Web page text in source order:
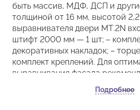
быть массив, МДФ, ДСП и
толщиной от 16 мм, высотой
выравнивателя двери МТ.2N
штифт 2000 мм — 1 шт; –
декоративных накладок; –
комплект креплений. Для
выравнивания фасада
использовать 2 натяжителя
Подробнее